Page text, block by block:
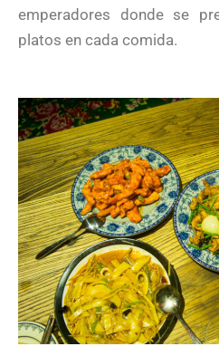
emperadores donde se
platos en cada comida.